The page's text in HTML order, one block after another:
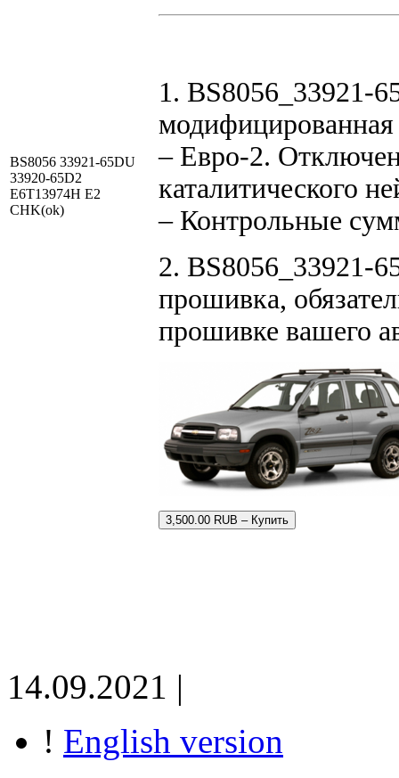
BS8056 33921-65DU
33920-65D2
E6T13974H E2
CHK(ok)
1. BS8056_33921-
– Евро-2.
каталитического
– Контрольные
2. BS8056_33921-
прошивка,
прошивке вашего
3,500.00 RUB – Купить
14.09.2021 |
! English version